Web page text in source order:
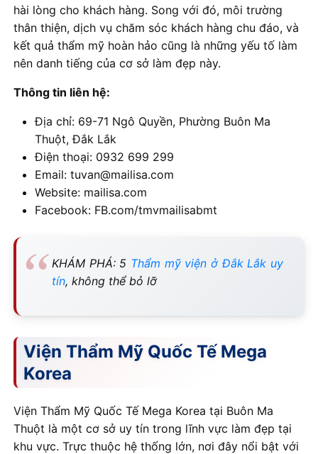
hài lòng cho khách hàng. Song với đó, môi trường
thân thiện, dịch vụ chăm sóc khách hàng chu đáo, và
kết quả thẩm mỹ hoàn hảo cũng là những yếu tố làm
nên danh tiếng của cơ sở làm đẹp này.
Thông tin liên hệ:
Địa chỉ: 69-71 Ngô Quyền, Phường Buôn Ma
Thuột, Đắk Lắk
Điện thoại: 0932 699 299
Email: tuvan@mailisa.com
Website: mailisa.com
Facebook: FB.com/tmvmailisabmt
KHÁM PHÁ: 5 Thẩm mỹ viện ở Đắk Lắk uy
tín, không thể bỏ lỡ
Viện Thẩm Mỹ Quốc Tế Mega
Korea
Viện Thẩm Mỹ Quốc Tế Mega Korea tại Buôn Ma
Thuột là một cơ sở uy tín trong lĩnh vực làm đẹp tại
khu vực. Trực thuộc hệ thống lớn, nơi đây nổi bật với